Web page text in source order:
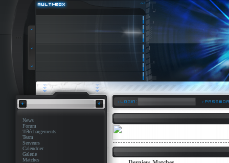
News
Forum
Téléchargements
Team
Serveurs
Calendrier
Galerie
Matches